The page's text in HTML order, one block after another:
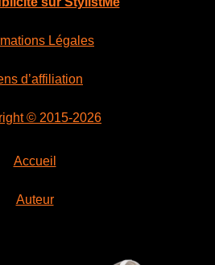
Légales
d’affiliation
© 2015-2026
Accueil
Auteur